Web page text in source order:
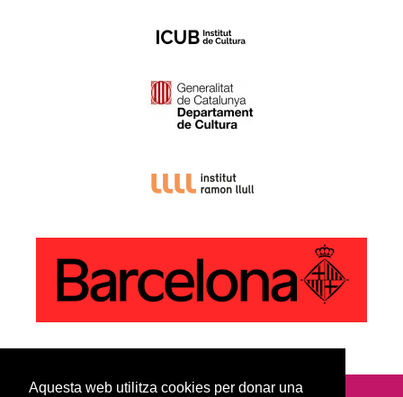
Aquesta web utilitza cookies per donar una